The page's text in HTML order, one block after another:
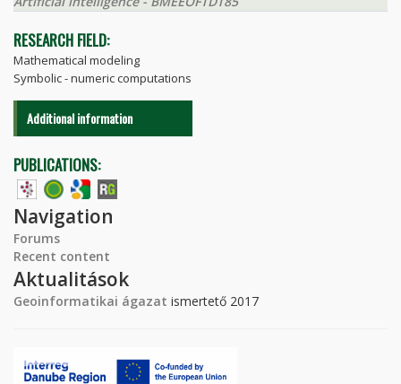
RESEARCH FIELD:
Mathematical modeling
Symbolic - numeric computations
Additional information
PUBLICATIONS:
Navigation
Forums
Recent content
Aktualitások
Geoinformatikai ágazat ismertető 2017